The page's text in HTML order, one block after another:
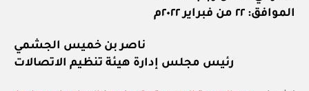
الموافق: ٢٢ من فبراير ٢٠٢٢م
ناصر بن خميس الجشمي
رئيس مجلس إدارة هيئة تنظيم الاتصالات